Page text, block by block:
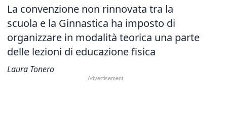
La convenzione non rinnovata tra la
scuola e la Ginnastica ha imposto di
organizzare in modalità teorica una parte
delle lezioni di educazione fisica
Laura Tonero